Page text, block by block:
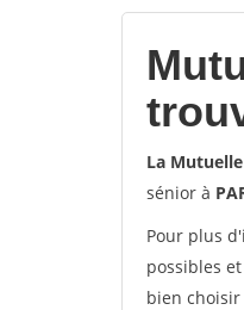
La
sénior à
Pour plus
possibles
bien choisir